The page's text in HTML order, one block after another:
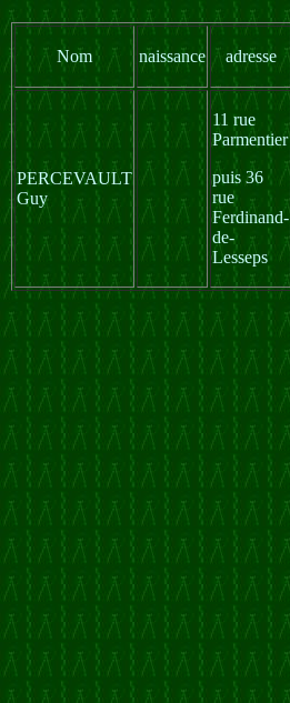
Nom naissance adresse
PERCEVAULT
Guy
11 rue
Parmentier
puis 36
rue
Ferdinand-
de-
Lesseps